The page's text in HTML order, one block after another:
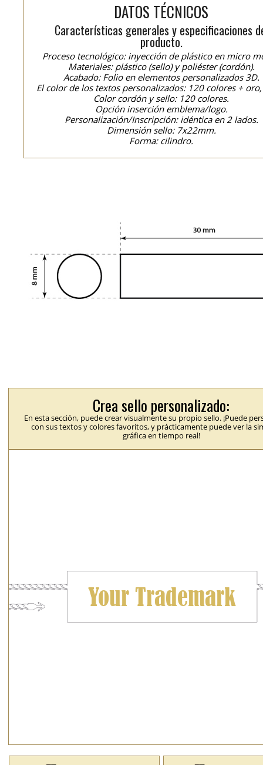
DATOS TÉCNICOS
Características generales y especificaciones
producto.
Proceso tecnológico: inyección de plástico en micro
Materiales: plástico (sello) y poliéster (cordón).
Acabado: Folio en elementos personalizados 3D.
El color de los textos personalizados: 120 colores +
Color cordón y sello: 120 colores.
Opción inserción emblema/logo.
Personalización/Inscripción: idéntica en 2 lados.
Dimensión sello: 7x22mm.
Forma: cilindro.
Crea sello personalizado:
En esta sección, puede crear visualmente su propio sello. ¡Puede
con sus textos y colores favoritos, y prácticamente puede ver la
gráfica en tiempo real!